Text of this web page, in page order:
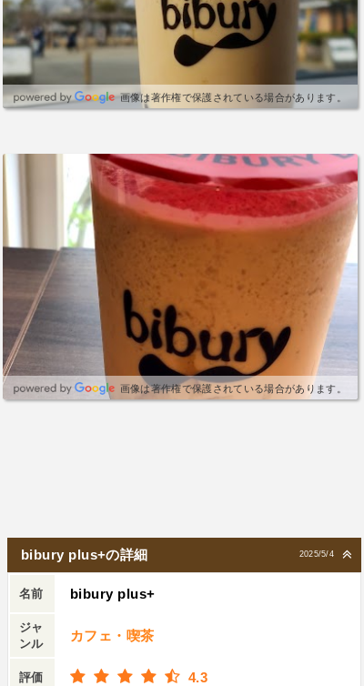
画像は著作権で保護されている場合があります。
画像は著作権で保護されている場合があります。
2025/5/4
bibury plus+の詳細
名前 bibury plus+
ジャ
ンル
カフェ・喫茶
評価 4.3